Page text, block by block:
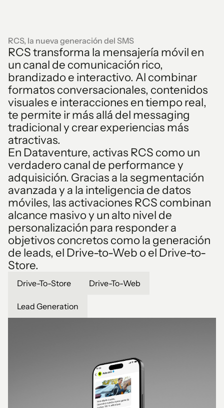
RCS, la nueva generación del SMS
RCS transforma la mensajería móvil en
un canal de comunicación rico,
brandizado e interactivo. Al combinar
formatos conversacionales, contenidos
visuales e interacciones en tiempo real,
te permite ir más allá del messaging
tradicional y crear experiencias más
atractivas.
En Dataventure, activas RCS como un
verdadero canal de performance y
adquisición. Gracias a la segmentación
avanzada y a la inteligencia de datos
móviles, las activaciones RCS combinan
alcance masivo y un alto nivel de
personalización para responder a
objetivos concretos como la generación
de leads, el Drive-to-Web o el Drive-to-
Store.
Drive-To-Store Drive-To-Web
Lead Generation